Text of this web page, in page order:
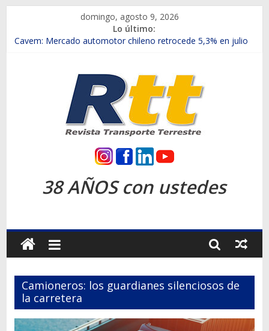
contenido
domingo, agosto 9, 2026
Lo último:
Chile es el primer mercado internacional en lanzar la nueva
Salfa suma vehículos electrificados de Chevrolet en el Biobío
Samex amplía su red con nuevas sucursales en Rancagua y
SINOTRUK Pick-ups presentó la recién estrenada Bolden en
la Expo Compras Públicas 2026
Revista
Transporte
Terrestre
Autos,
camiones,
motos,
información
38 AÑOS con ustedes
Camioneros: los guardianes silenciosos de
la carretera